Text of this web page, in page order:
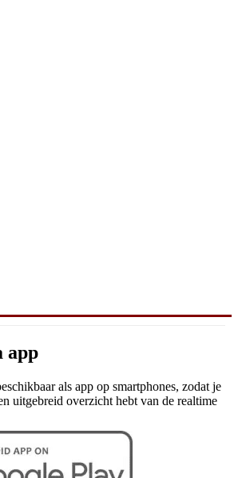
app
als app op smartphones, zodat je
uitgebreid overzicht hebt van de realtime